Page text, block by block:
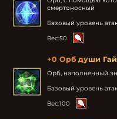
смертоносный
Базовый уровень
Вес:50
+0 Орб души
Орб, наполненный
Базовый уровень
Вес:100